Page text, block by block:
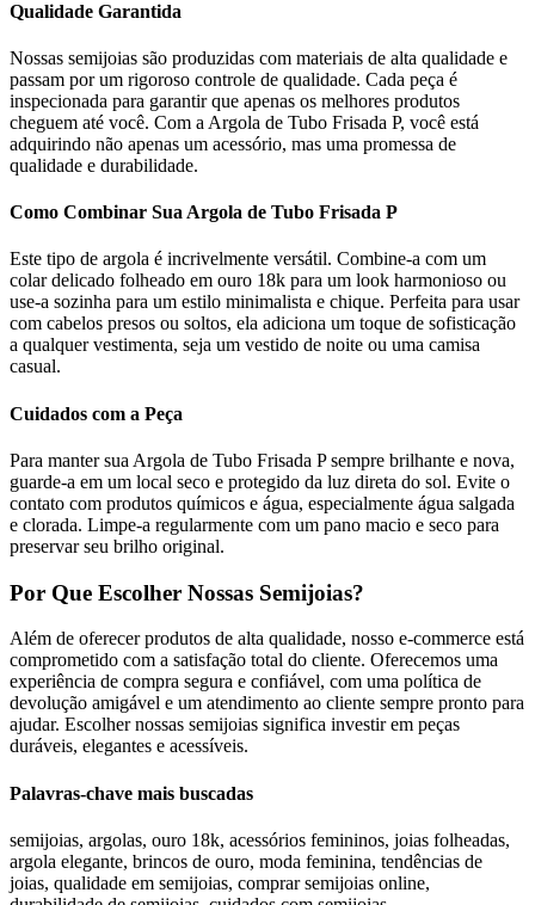
Qualidade Garantida
Nossas semijoias são produzidas com materiais de alta qualidade e
passam por um rigoroso controle de qualidade. Cada peça é
inspecionada para garantir que apenas os melhores produtos
cheguem até você. Com a Argola de Tubo Frisada P, você está
adquirindo não apenas um acessório, mas uma promessa de
qualidade e durabilidade.
Como Combinar Sua Argola de Tubo Frisada P
Este tipo de argola é incrivelmente versátil. Combine-a com um
colar delicado folheado em ouro 18k para um look harmonioso ou
use-a sozinha para um estilo minimalista e chique. Perfeita para usar
com cabelos presos ou soltos, ela adiciona um toque de sofisticação
a qualquer vestimenta, seja um vestido de noite ou uma camisa
casual.
Cuidados com a Peça
Para manter sua Argola de Tubo Frisada P sempre brilhante e nova,
guarde-a em um local seco e protegido da luz direta do sol. Evite o
contato com produtos químicos e água, especialmente água salgada
e clorada. Limpe-a regularmente com um pano macio e seco para
preservar seu brilho original.
Por Que Escolher Nossas Semijoias?
Além de oferecer produtos de alta qualidade, nosso e-commerce está
comprometido com a satisfação total do cliente. Oferecemos uma
experiência de compra segura e confiável, com uma política de
devolução amigável e um atendimento ao cliente sempre pronto para
ajudar. Escolher nossas semijoias significa investir em peças
duráveis, elegantes e acessíveis.
Palavras-chave mais buscadas
semijoias, argolas, ouro 18k, acessórios femininos, joias folheadas,
argola elegante, brincos de ouro, moda feminina, tendências de
joias, qualidade em semijoias, comprar semijoias online,